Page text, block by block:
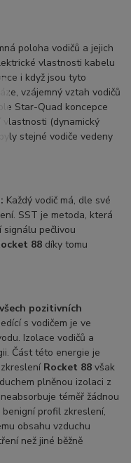
poloha vodičů a jejich
vlastnosti kabelu
i když jsou tyto
vzájemný vztah vodičů
Star-Quad koncepce
vlastnosti (dynamický
stejné vodiče vedeny
Každý vodič má, dle své
SST je metoda, která
signálu pečlivou
88 díky tomu
pozitivních
s vodičem je ve
Izolace vodičů a
Část této energie je
Rocket 88 však
plněnou izolaci z
téměř žádnou
profil zkreslení,
obsahu vzduchu
než jiné běžně